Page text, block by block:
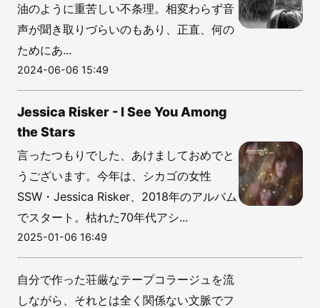
油のように重苦しい不条理。相変わらず音
声が聞き取りづらいのもあり、正直、何の
ためにあ...
2024-06-06 15:49
Jessica Risker - I See You Among
the Stars
言ったつもりでした、あけましておめでと
うございます。今年は、シカゴの女性
SSW・Jessica Risker、2018年のアルバム
でスタート。枯れた70年代アシ...
2025-01-06 16:49
自分で作った荘厳なテープコラージュを流
しながら、それとは全く関係ない文脈でフ